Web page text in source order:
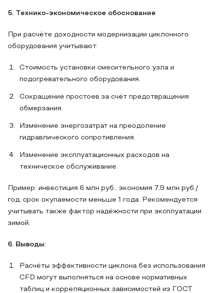
5. Технико‑экономическое обоснование
При расчёте доходности модернизации циклонного
оборудования учитывают:
Стоимость установки смесительного узла и
подогревательного оборудования.
Сокращение простоев за счёт предотвращения
обмерзания.
Изменение энергозатрат на преодоление
гидравлического сопротивления.
Изменение эксплуатационных расходов на
техническое обслуживание.
Пример: инвестиция 6 млн руб., экономия 7,9 млн руб./
год, срок окупаемости меньше 1 года. Рекомендуется
учитывать также фактор надёжности при эксплуатации
зимой.
6. Выводы:
Расчёты эффективности циклона без использования
CFD могут выполняться на основе нормативных
таблиц и корреляционных зависимостей из ГОСТ